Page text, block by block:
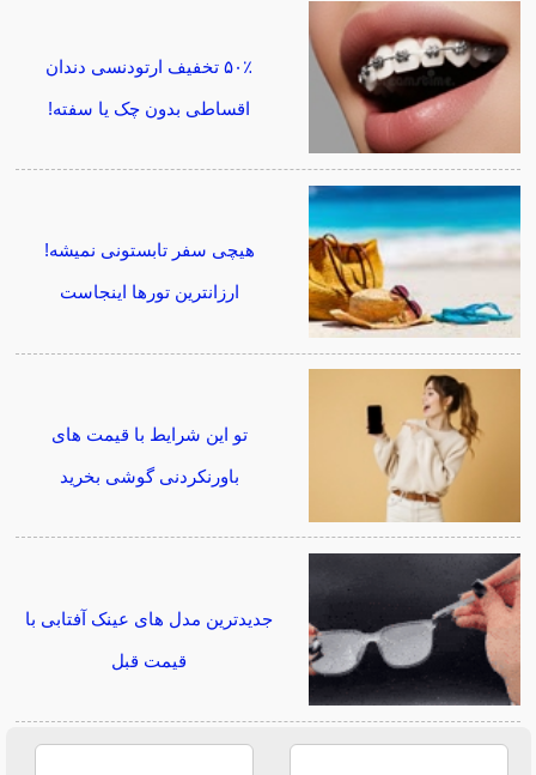
۵۰٪ تخفیف ارتودنسی دندان
اقساطی بدون چک یا سفته!
هیچی سفر تابستونی نمیشه!
ارزانترین تورها اینجاست
تو این شرایط با قیمت های
باورنکردنی گوشی بخرید
جدیدترین مدل های عینک آفتابی با
قیمت قبل